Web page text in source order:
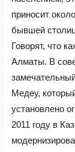
приносит
бывшей
Говорят, что
Алматы. В
Медеу,
установлено
2011 году в